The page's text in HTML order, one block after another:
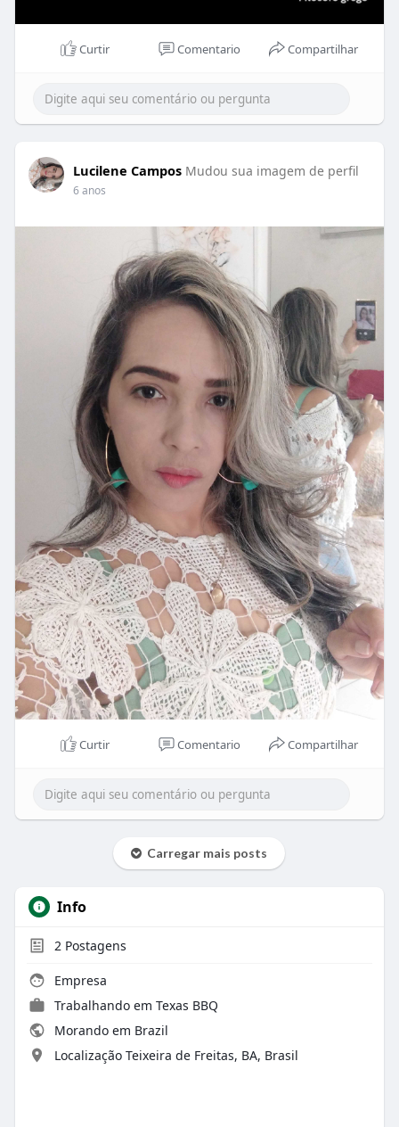
Curtir Comentario Compartilhar
Lucilene Campos Mudou sua imagem de perfil
6 anos
Curtir Comentario Compartilhar
Carregar mais posts
Info
2 Postagens
Empresa
Trabalhando em Texas BBQ
Morando em Brazil
Localização Teixeira de Freitas, BA, Brasil